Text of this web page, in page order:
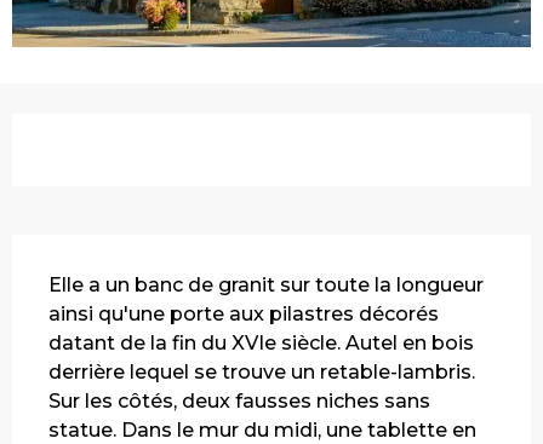
Elle a un banc de granit sur toute la longueur
ainsi qu'une porte aux pilastres décorés
datant de la fin du XVIe siècle. Autel en bois
derrière lequel se trouve un retable-lambris.
Sur les côtés, deux fausses niches sans
statue. Dans le mur du midi, une tablette en